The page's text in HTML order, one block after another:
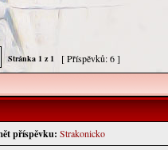
Stránka 1 z 1 [ Příspěvků: 6 ]
příspěvku: Strakonicko